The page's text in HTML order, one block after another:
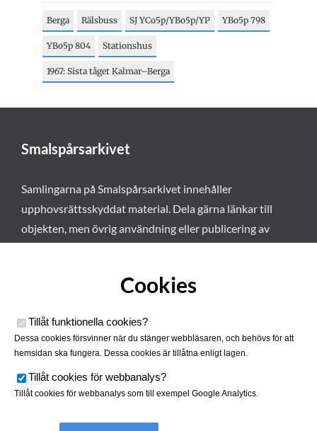
Berga Rälsbuss SJ YCo5p/YBo5p/YP YBo5p 798
YBo5p 804 Stationshus
1967: Sista tåget Kalmar–Berga
Smalspårsarkivet
Samlingarna på Smalspårsarkivet innehåller
upphovsrättsskyddat material. Dela gärna länkar till
objekten, men övrig användning eller publicering av
Cookies
Tillåt funktionella cookies?
Dessa cookies försvinner när du stänger webbläsaren, och behövs för att
hemsidan ska fungera. Dessa cookies är tillåtna enligt lagen.
Tillåt cookies för webbanalys?
Tillåt cookies för webbanalys som till exempel Google Analytics.